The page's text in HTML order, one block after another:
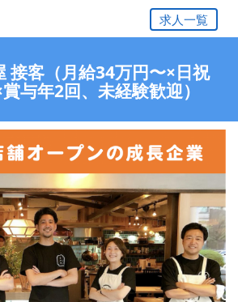
求人一覧
接客（月給34万円〜×日祝
与年2回、未経験歓迎）